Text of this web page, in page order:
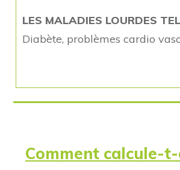
LES MALADIES LOURDES
Diabète, problèmes cardio
Comment calcule-